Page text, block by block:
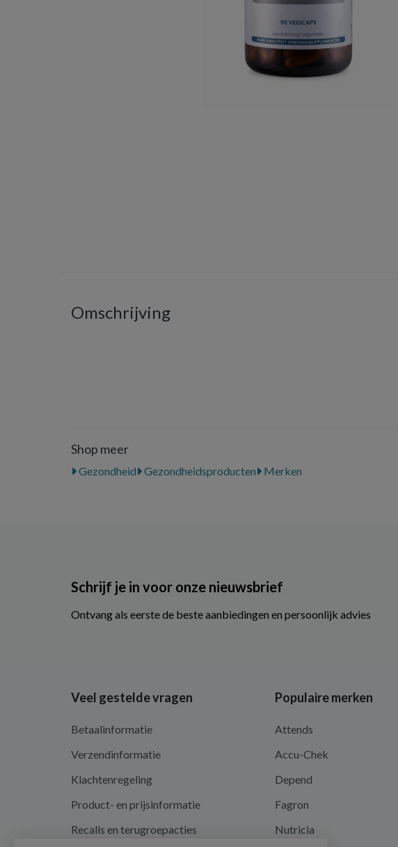
Omschrijving
Shop meer
Gezondheid Gezondheidsproducten Merken
Schrijf je in voor onze nieuwsbrief
Ontvang als eerste de beste aanbiedingen en persoonlijk advies
Veel gestelde vragen
Betaalinformatie
Verzendinformatie
Klachtenregeling
Product- en prijsinformatie
Recalls en terugroepacties
Populaire merken
Attends
Accu-Chek
Depend
Fagron
Nutricia